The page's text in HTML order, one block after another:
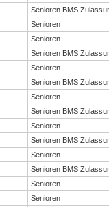
Senioren BMS
Senioren
Senioren
Senioren BMS
Senioren
Senioren BMS
Senioren
Senioren BMS
Senioren
Senioren BMS
Senioren
Senioren BMS
Senioren
Senioren